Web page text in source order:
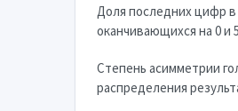
Доля последних цифр
оканчивающихся на 0 и
Степень асимметрии
распределения